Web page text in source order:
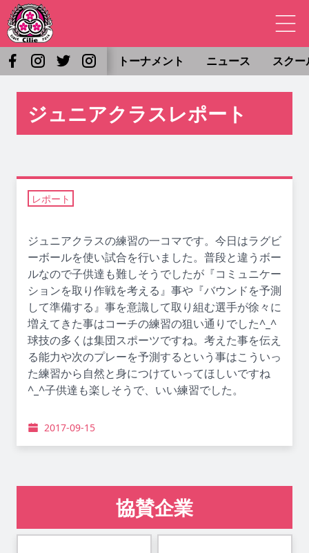
トーナメント ニュース スクー
ジュニアクラスレポート
レポート
ジュニアクラスの練習の一コマです。今日はラグビ
ーボールを使い試合を行いました。普段と違うボー
ルなので子供達も難しそうでしたが『コミュニケー
ションを取り作戦を考える』事や『バウンドを予測
して準備する』事を意識して取り組む選手が徐々に
増えてきた事はコーチの練習の狙い通りでした^_^
球技の多くは集団スポーツですね。考えた事を伝え
る能力や次のプレーを予測するという事はこういっ
た練習から自然と身につけていってほしいですね
^_^子供達も楽しそうで、いい練習でした。
2017-09-15
協賛企業